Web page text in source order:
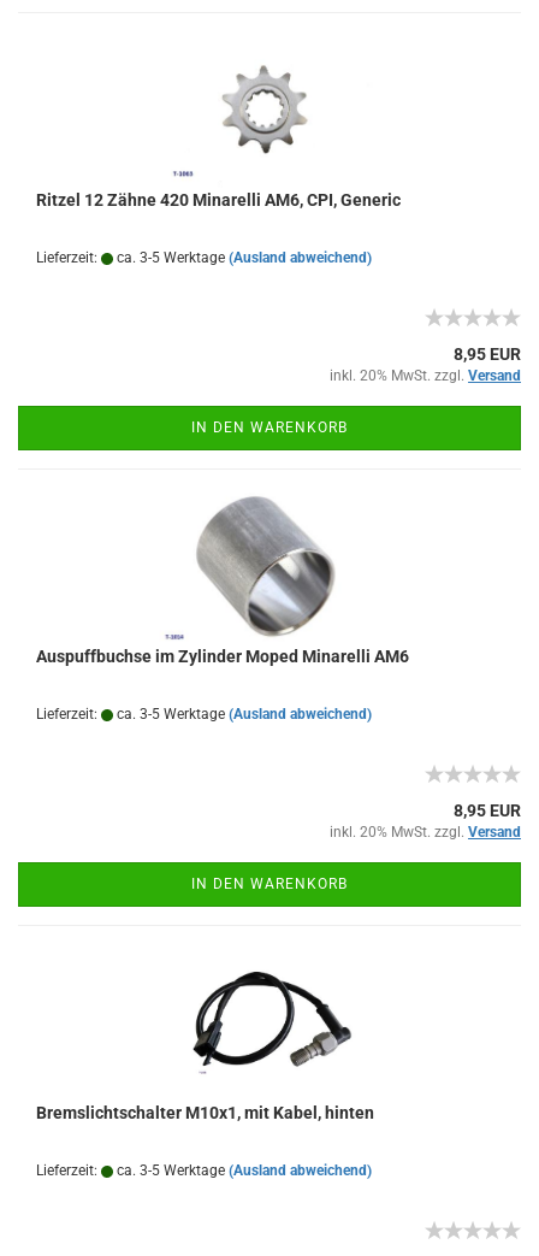
Ritzel 12 Zähne 420 Minarelli AM6, CPI, Generic
Lieferzeit: ca. 3-5 Werktage (Ausland abweichend)
8,95 EUR
inkl. 20% MwSt. zzgl. Versand
IN DEN WARENKORB
Auspuffbuchse im Zylinder Moped Minarelli AM6
Lieferzeit: ca. 3-5 Werktage (Ausland abweichend)
8,95 EUR
inkl. 20% MwSt. zzgl. Versand
IN DEN WARENKORB
Bremslichtschalter M10x1, mit Kabel, hinten
Lieferzeit: ca. 3-5 Werktage (Ausland abweichend)